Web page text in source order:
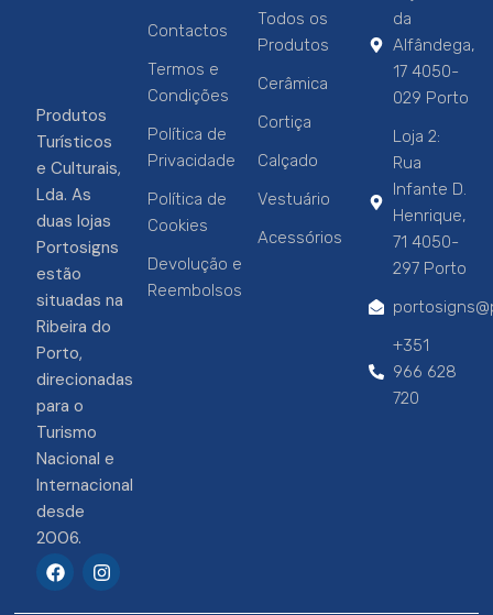
Produtos
Turísticos
e Culturais,
Lda. As
duas lojas
Portosigns
estão
situadas na
Ribeira do
Porto,
direcionadas
para o
Turismo
Nacional e
Internacional
desde
2006.
F
a
I
n
Contactos
Termos e
Condições
Política de
Privacidade
Política de
Cookies
Devolução e
Reembolsos
Todos os
Produtos
Cerâmica
Cortiça
Calçado
Vestuário
Acessórios
da
Alfândega,
17 4050-
029 Porto
Loja 2:
Rua
Infante D.
Henrique,
71 4050-
297 Porto
+351
966 628
720